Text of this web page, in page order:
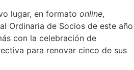
lugar, en formato online,
Ordinaria de Socios de este año
con la celebración de
para renovar cinco de sus